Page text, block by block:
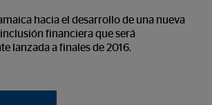
hacia el desarrollo de una nueva
financiera que será
lanzada a finales de 2016.